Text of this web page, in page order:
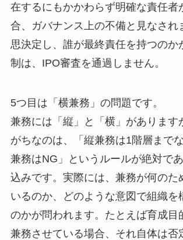
在するにもかかわらず明確な責任者
合、ガバナンス上の不備と見なされ
思決定し、誰が最終責任を持つのか
制は、IPO審査を通過しません。
5つ目は「横兼務」の問題です。
兼務には「縦」と「横」があります
がちなのは、「縦兼務は1階層まで
兼務はNG」というルールが絶対で
込みです。実際には、兼務が何のた
いるのか、どのような意図で組織を
のかが問われます。たとえば育成目
兼務させている場合、それ自体は否